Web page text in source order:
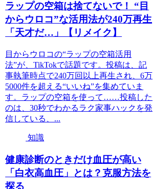
ラップの空箱は捨てないで！ “目
からウロコ”な活用法が240万再生
「天才だ…」【リメイク】
目からウロコの“ラップの空箱活用
法”が、TikTokで話題です。投稿は、記
事執筆時点で240万回以上再生され、6万
5000件を超える“いいね”を集めていま
す。ラップの空箱を使って……投稿した
のは、30秒でわかるラク家事ハックを発
信している、...
知識
健康診断のときだけ血圧が高い
「白衣高血圧」とは？克服方法を
探る